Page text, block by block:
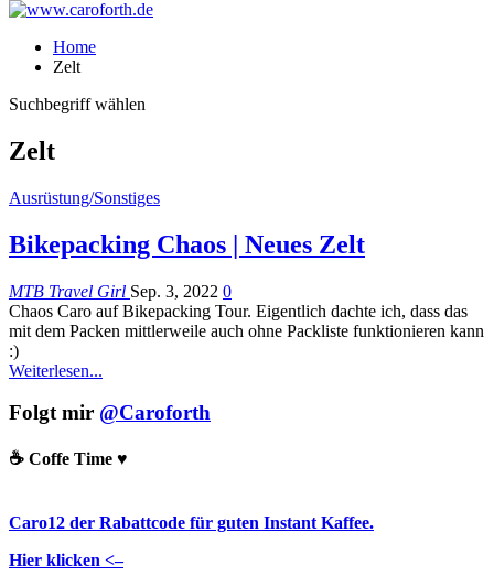
Home
Zelt
Suchbegriff wählen
Zelt
Ausrüstung/Sonstiges
Bikepacking Chaos | Neues Zelt
MTB Travel Girl Sep. 3, 2022 0
Chaos Caro auf Bikepacking Tour. Eigentlich dachte ich, dass das
mit dem Packen mittlerweile auch ohne Packliste funktionieren kann
:)
Weiterlesen...
Folgt mir @Caroforth
☕️ Coffe Time ♥️
Caro12 der Rabattcode für guten Instant Kaffee.
Hier klicken <–